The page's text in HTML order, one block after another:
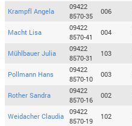
Krampfl Angela
09422
8570-35
006
Macht Lisa
09422
8570-41
004
Mühlbauer Julia
09422
8570-31
103
Pollmann Hans
09422
8570-10
003
Rother Sandra
09422
8570-16
002
Weidacher Claudia
09422
8570-19
102